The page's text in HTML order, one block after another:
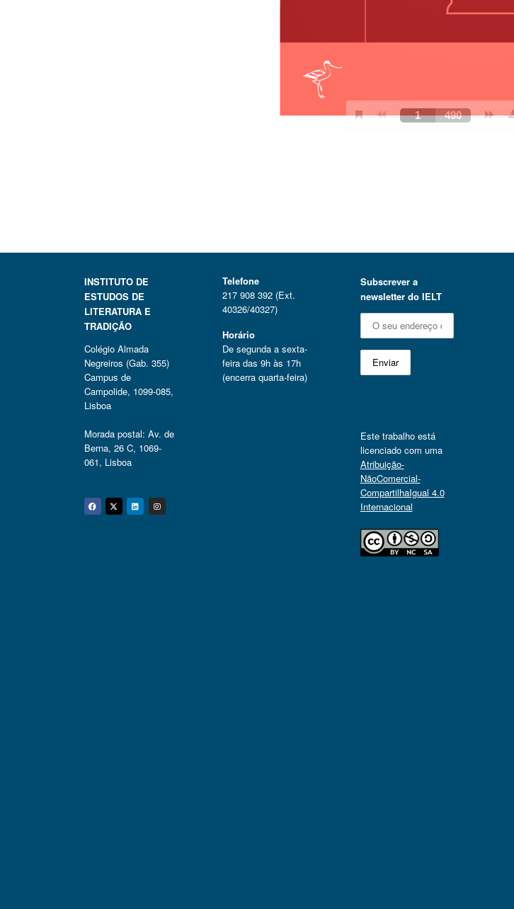
INSTITUTO DE
ESTUDOS DE
LITERATURA E
TRADIÇÃO
Colégio Almada
Negreiros (Gab. 355)
Campus de
Campolide, 1099-085,
Lisboa
Morada postal: Av. de
Berna, 26 C, 1069-
061, Lisboa
Facebook
Twitter
Linkedin
Instagram
Telefone
217 908 392 (Ext.
40326/40327)
Horário
De segunda a sexta-
feira das 9h às 17h
(encerra quarta-feira)
Subscrever a
newsletter do IELT
Este trabalho está
licenciado com uma
Atribuição-
NãoComercial-
CompartilhaIgual 4.0
Internacional